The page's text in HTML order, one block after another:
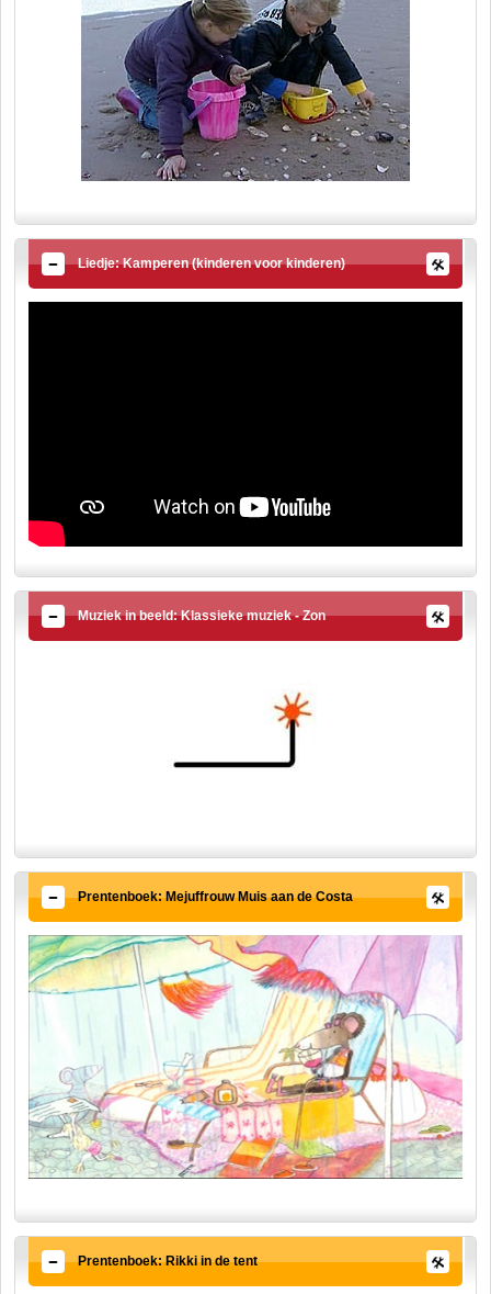
Liedje: Kamperen (kinderen voor kinderen)
Muziek in beeld: Klassieke muziek - Zon
Prentenboek: Mejuffrouw Muis aan de Costa
Prentenboek: Rikki in de tent